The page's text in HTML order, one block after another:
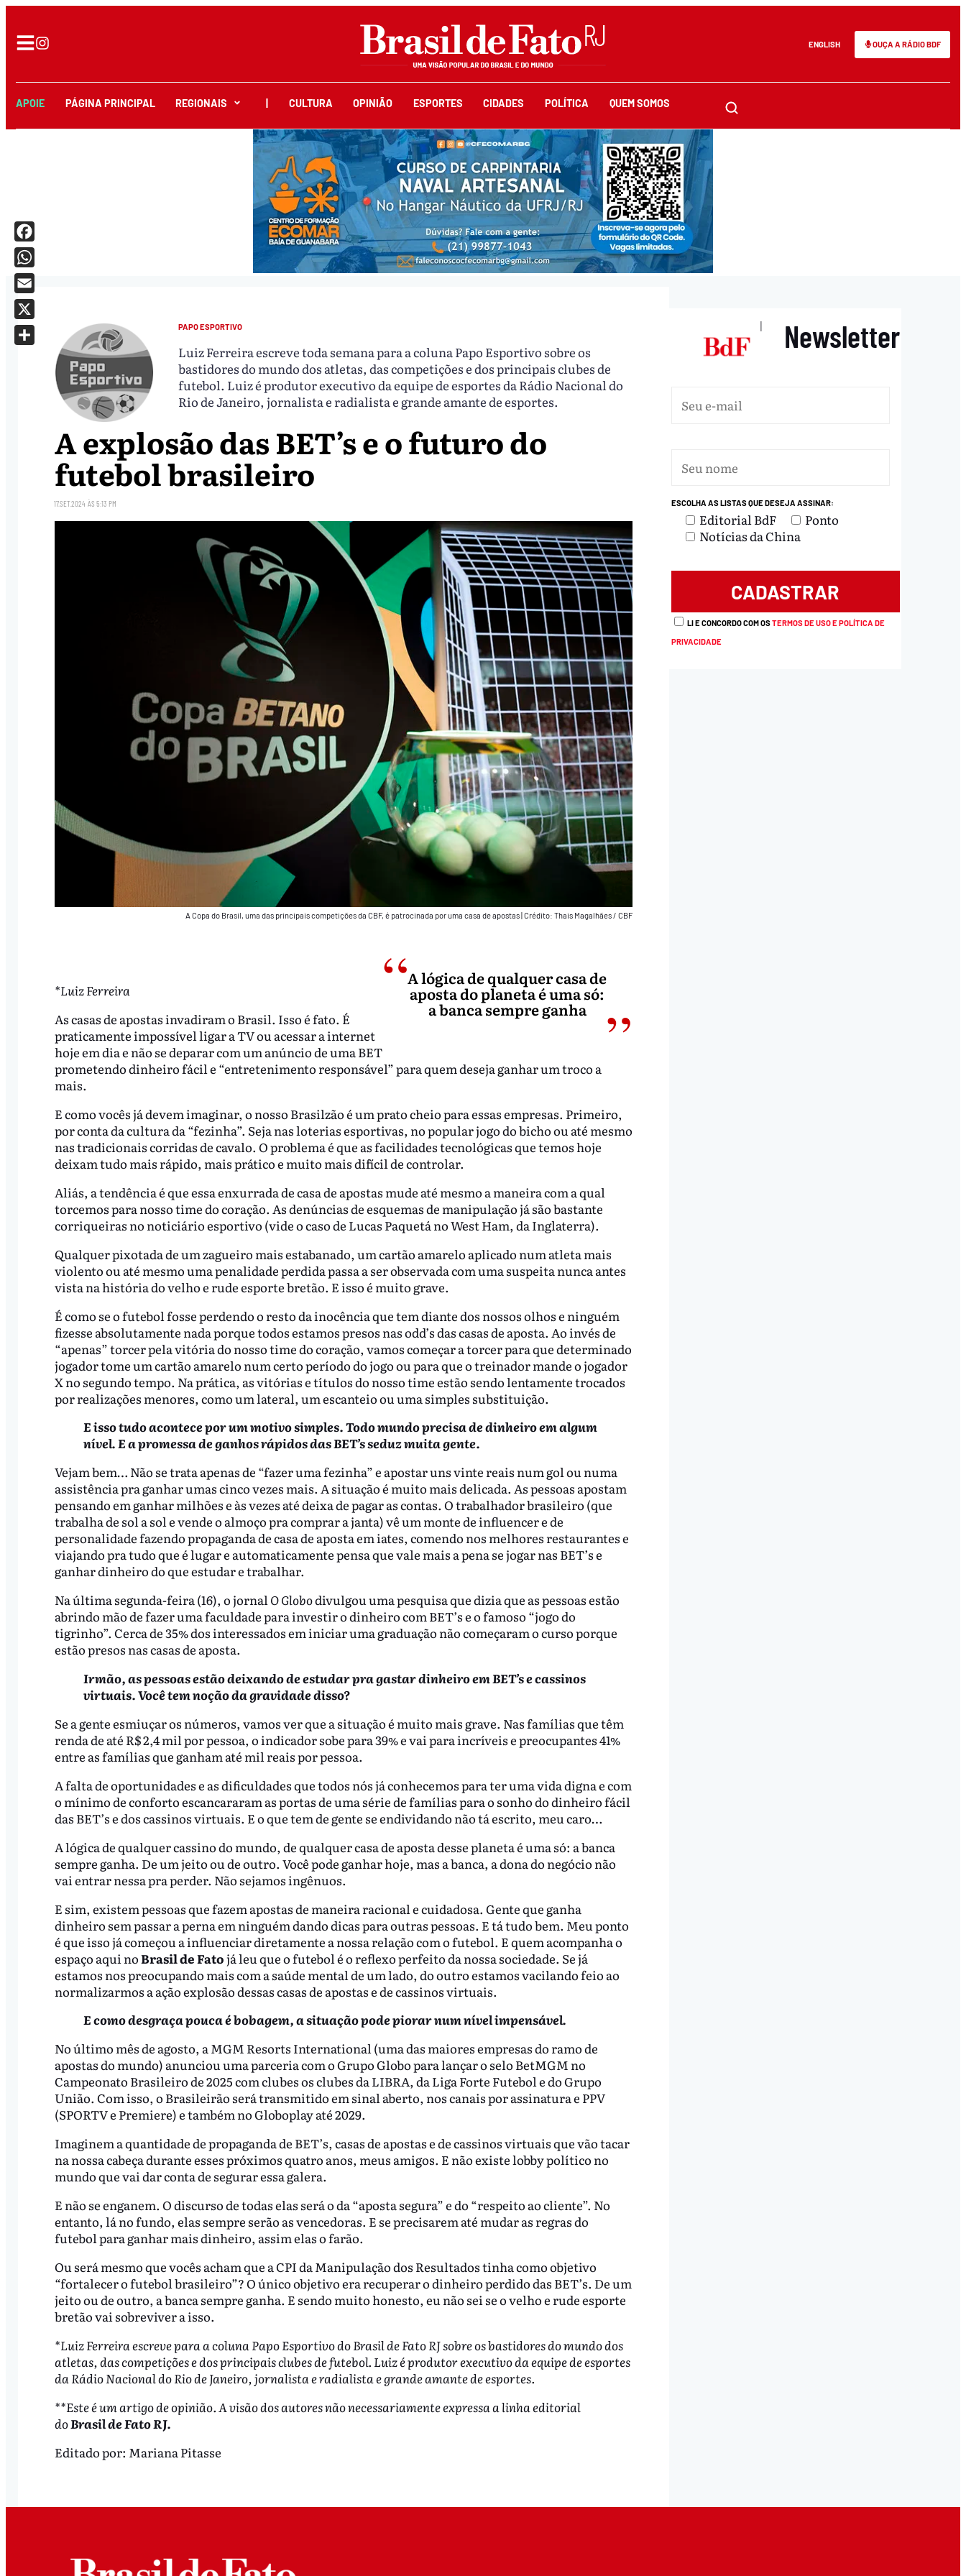
ENGLISH OUÇA A RÁDIO BDF
APOIE PÁGINA PRINCIPAL REGIONAIS CULTURA OPINIÃO ESPORTES CIDADES POLÍTICA QUEM SOMOS
PAPO ESPORTIVO
Luiz Ferreira escreve toda semana para a coluna Papo Esportivo sobre os
bastidores do mundo dos atletas, das competições e dos principais clubes de
futebol. Luiz é produtor executivo da equipe de esportes da Rádio Nacional do
Rio de Janeiro, jornalista e radialista e grande amante de esportes.
A explosão das BET’s e o futuro do
futebol brasileiro
17.SET.2024 ÀS 5:13 PM
A Copa do Brasil, uma das principais competições da CBF, é patrocinada por uma casa de apostas|Crédito: Thais Magalhães / CBF
A lógica de qualquer casa de
aposta do planeta é uma só:
a banca sempre ganha
*Luiz Ferreira
As casas de apostas invadiram o Brasil. Isso é fato. É
praticamente impossível ligar a TV ou acessar a internet
hoje em dia e não se deparar com um anúncio de uma BET
prometendo dinheiro fácil e “entretenimento responsável” para quem deseja ganhar um troco a
mais.
E como vocês já devem imaginar, o nosso Brasilzão é um prato cheio para essas empresas. Primeiro,
por conta da cultura da “fezinha”. Seja nas loterias esportivas, no popular jogo do bicho ou até mesmo
nas tradicionais corridas de cavalo. O problema é que as facilidades tecnológicas que temos hoje
deixam tudo mais rápido, mais prático e muito mais difícil de controlar.
Aliás, a tendência é que essa enxurrada de casa de apostas mude até mesmo a maneira com a qual
torcemos para nosso time do coração. As denúncias de esquemas de manipulação já são bastante
corriqueiras no noticiário esportivo (vide o caso de Lucas Paquetá no West Ham, da Inglaterra).
Qualquer pixotada de um zagueiro mais estabanado, um cartão amarelo aplicado num atleta mais
violento ou até mesmo uma penalidade perdida passa a ser observada com uma suspeita nunca antes
vista na história do velho e rude esporte bretão. E isso é muito grave.
É como se o futebol fosse perdendo o resto da inocência que tem diante dos nossos olhos e ninguém
fizesse absolutamente nada porque todos estamos presos nas odd’s das casas de aposta. Ao invés de
“apenas” torcer pela vitória do nosso time do coração, vamos começar a torcer para que determinado
jogador tome um cartão amarelo num certo período do jogo ou para que o treinador mande o jogador
X no segundo tempo. Na prática, as vitórias e títulos do nosso time estão sendo lentamente trocados
por realizações menores, como um lateral, um escanteio ou uma simples substituição.
E isso tudo acontece por um motivo simples. Todo mundo precisa de dinheiro em algum
nível. E a promessa de ganhos rápidos das BET’s seduz muita gente.
Vejam bem… Não se trata apenas de “fazer uma fezinha” e apostar uns vinte reais num gol ou numa
assistência pra ganhar umas cinco vezes mais. A situação é muito mais delicada. As pessoas apostam
pensando em ganhar milhões e às vezes até deixa de pagar as contas. O trabalhador brasileiro (que
trabalha de sol a sol e vende o almoço pra comprar a janta) vê um monte de influencer e de
personalidade fazendo propaganda de casa de aposta em iates, comendo nos melhores restaurantes e
viajando pra tudo que é lugar e automaticamente pensa que vale mais a pena se jogar nas BET’s e
ganhar dinheiro do que estudar e trabalhar.
Na última segunda-feira (16), o jornalO Globodivulgou uma pesquisa que dizia que as pessoas estão
abrindo mão de fazer uma faculdade para investir o dinheiro com BET’s e o famoso “jogo do
tigrinho”. Cerca de 35% dos interessados em iniciar uma graduação não começaram o curso porque
estão presos nas casas de aposta.
Irmão, as pessoas estão deixando de estudar pra gastar dinheiro em BET’s e cassinos
virtuais. Você tem noção da gravidade disso?
Se a gente esmiuçar os números, vamos ver que a situação é muito mais grave. Nas famílias que têm
renda de até R$ 2,4 mil por pessoa, o indicador sobe para 39% e vai para incríveis e preocupantes 41%
entre as famílias que ganham até mil reais por pessoa.
A falta de oportunidades e as dificuldades que todos nós já conhecemos para ter uma vida digna e com
o mínimo de conforto escancararam as portas de uma série de famílias para o sonho do dinheiro fácil
das BET’s e dos cassinos virtuais. E o que tem de gente se endividando não tá escrito, meu caro…
A lógica de qualquer cassino do mundo, de qualquer casa de aposta desse planeta é uma só: a banca
sempre ganha. De um jeito ou de outro. Você pode ganhar hoje, mas a banca, a dona do negócio não
vai entrar nessa pra perder. Não sejamos ingênuos.
E sim, existem pessoas que fazem apostas de maneira racional e cuidadosa. Gente que ganha
dinheiro sem passar a perna em ninguém dando dicas para outras pessoas. E tá tudo bem. Meu ponto
é que isso já começou a influenciar diretamente a nossa relação com o futebol. E quem acompanha o
espaço aqui noBrasil de Fatojá leu que o futebol é o reflexo perfeito da nossa sociedade. Se já
estamos nos preocupando mais com a saúde mental de um lado, do outro estamos vacilando feio ao
normalizarmos a ação explosão dessas casas de apostas e de cassinos virtuais.
E como desgraça pouca é bobagem, a situação pode piorar num nível impensável.
No último mês de agosto, a MGM Resorts International (uma das maiores empresas do ramo de
apostas do mundo) anunciou uma parceria com o Grupo Globo para lançar o selo BetMGM no
Campeonato Brasileiro de 2025 com clubes os clubes da LIBRA, da Liga Forte Futebol e do Grupo
União. Com isso, o Brasileirão será transmitido em sinal aberto, nos canais por assinatura e PPV
(SPORTV e Premiere) e também no Globoplay até 2029.
Imaginem a quantidade de propaganda de BET’s, casas de apostas e de cassinos virtuais que vão tacar
na nossa cabeça durante esses próximos quatro anos, meus amigos. E não existe lobby político no
mundo que vai dar conta de segurar essa galera.
E não se enganem. O discurso de todas elas será o da “aposta segura” e do “respeito ao cliente”. No
entanto, lá no fundo, elas sempre serão as vencedoras. E se precisarem até mudar as regras do
futebol para ganhar mais dinheiro, assim elas o farão.
Ou será mesmo que vocês acham que a CPI da Manipulação dos Resultados tinha como objetivo
“fortalecer o futebol brasileiro”? O único objetivo era recuperar o dinheiro perdido das BET’s. De um
jeito ou de outro, a banca sempre ganha. E sendo muito honesto, eu não sei se o velho e rude esporte
bretão vai sobreviver a isso.
*Luiz Ferreira escreve para a coluna Papo Esportivo do Brasil de Fato RJ sobre os bastidores do mundo dos
atletas, das competições e dos principais clubes de futebol. Luiz é produtor executivo da equipe de esportes
da Rádio Nacional do Rio de Janeiro, jornalista e radialista e grande amante de esportes.
**Este é um artigo de opinião. A visão dos autores não necessariamente expressa a linha editorial
doBrasil de Fato RJ.
Facebook
WhatsApp
Email
X
Editado por: Mariana Pitasse
| Newsletter
ESCOLHA AS LISTAS QUE DESEJA ASSINAR:
Editorial BdF
Ponto
Notícias da China
LI E CONCORDO COM OSTERMOS DE USO E POLÍTICA DE
PRIVACIDADE